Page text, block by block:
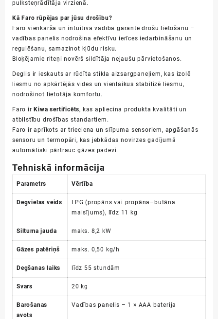
pulksteņrādītāja virzienā.
Kā Faro rūpējas par jūsu drošību?
Faro vienkāršā un intuitīvā vadība garantē drošu lietošanu –
vadības panelis nodrošina efektīvu ierīces iedarbināšanu un
regulēšanu, samazinot kļūdu risku.
Bloķējamie riteņi novērš sildītāja nejaušu pārvietošanos.
Deglis ir ieskauts ar rūdīta stikla aizsargpaneļiem, kas izolē
liesmu no apkārtējās vides un vienlaikus stabilizē liesmu,
nodrošinot lietotāja komfortu.
Faro irKiwa sertificēts, kas apliecina produkta kvalitāti un
atbilstību drošības standartiem.
Faro ir aprīkots ar trieciena un slīpuma sensoriem, apgāšanās
sensoru un termopāri, kas jebkādas novirzes gadījumā
automātiski pārtrauc gāzes padevi.
Tehniskā informācija
Parametrs Vērtība
Degvielas veids
LPG (propāns vai propāna–butāna
maisījums), līdz 11 kg
Siltuma jauda maks. 8,2 kW
Gāzes patēriņš maks. 0,50 kg/h
Degšanas laiks līdz 55 stundām
Svars 20 kg
Barošanas
avots
Vadības panelis – 1 × AAA baterija